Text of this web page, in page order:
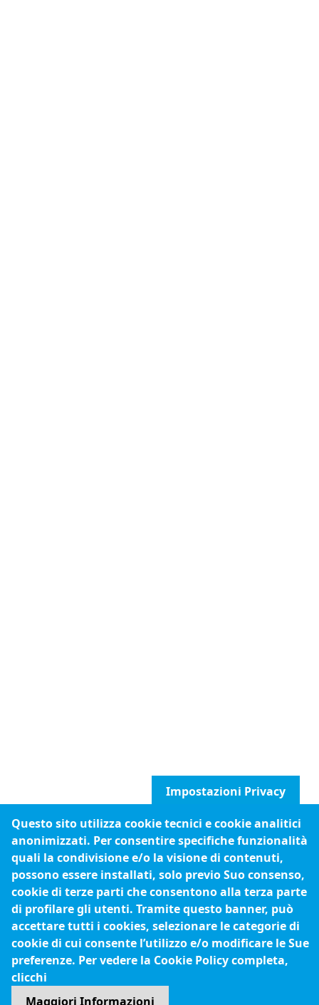
Impostazioni Privacy
Questo sito utilizza cookie tecnici e cookie analitici
anonimizzati. Per consentire specifiche funzionalità
quali la condivisione e/o la visione di contenuti,
possono essere installati, solo previo Suo consenso,
cookie di terze parti che consentono alla terza parte
di profilare gli utenti. Tramite questo banner, può
accettare tutti i cookies, selezionare le categorie di
cookie di cui consente l’utilizzo e/o modificare le Sue
preferenze. Per vedere la Cookie Policy completa,
clicchi
Maggiori Informazioni